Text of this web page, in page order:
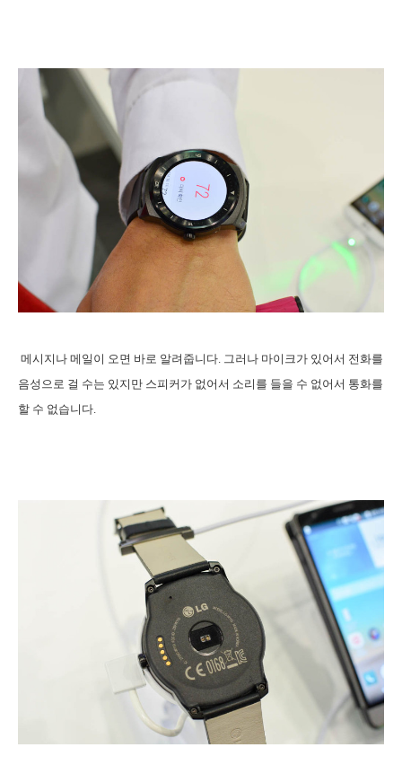
메시지나 메일이 오면 바로 알려줍니다. 그러나 마이크가 있어서 전화를
음성으로 걸 수는 있지만 스피커가 없어서 소리를 들을 수 없어서 통화를
할 수 없습니다.